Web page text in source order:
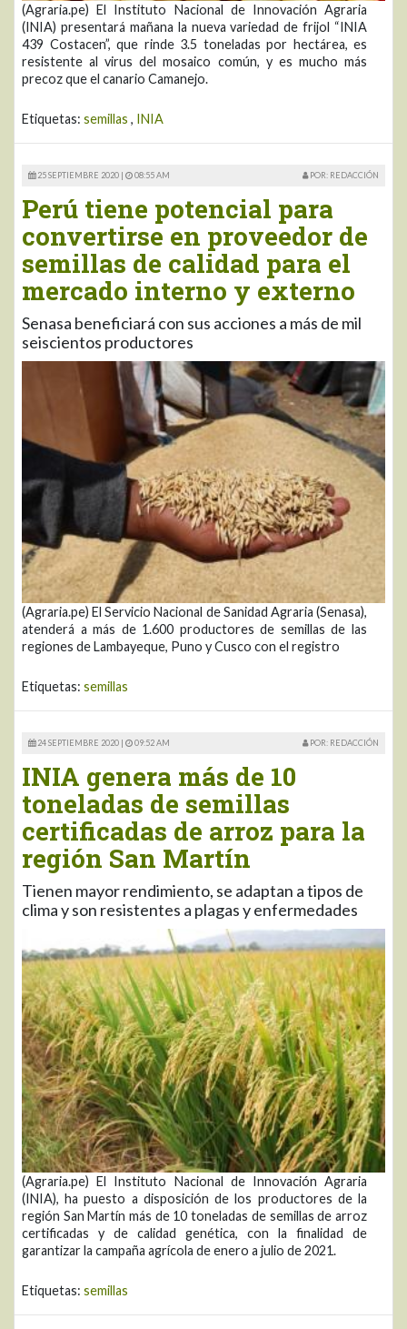
(Agraria.pe) El Instituto Nacional de Innovación Agraria
(INIA) presentará mañana la nueva variedad de frijol “INIA
439 Costacen”, que rinde 3.5 toneladas por hectárea, es
resistente al virus del mosaico común, y es mucho más
precoz que el canario Camanejo.
Etiquetas: semillas , INIA
25 SEPTIEMBRE 2020 | 08:55 AM POR: REDACCIÓN
Perú tiene potencial para
convertirse en proveedor de
semillas de calidad para el
mercado interno y externo
Senasa beneficiará con sus acciones a más de mil
seiscientos productores
(Agraria.pe) El Servicio Nacional de Sanidad Agraria (Senasa),
atenderá a más de 1.600 productores de semillas de las
regiones de Lambayeque, Puno y Cusco con el registro
Etiquetas: semillas
24 SEPTIEMBRE 2020 | 09:52 AM POR: REDACCIÓN
INIA genera más de 10
toneladas de semillas
certificadas de arroz para la
región San Martín
Tienen mayor rendimiento, se adaptan a tipos de
clima y son resistentes a plagas y enfermedades
(Agraria.pe) El Instituto Nacional de Innovación Agraria
(INIA), ha puesto a disposición de los productores de la
región San Martín más de 10 toneladas de semillas de arroz
certificadas y de calidad genética, con la finalidad de
garantizar la campaña agrícola de enero a julio de 2021.
Etiquetas: semillas